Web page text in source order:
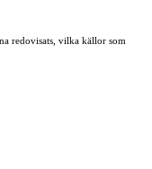
redovisats, vilka källor som